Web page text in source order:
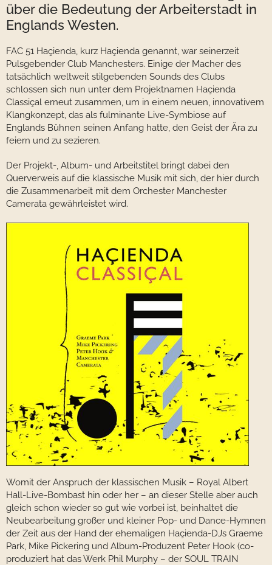
über die Bedeutung der Arbeiterstadt in
Englands Westen.
FAC 51 Haçienda, kurz Haçienda genannt, war seinerzeit
Pulsgebender Club Manchesters. Einige der Macher des
tatsächlich weltweit stilgebenden Sounds des Clubs
schlossen sich nun unter dem Projektnamen Haçienda
Classiçal erneut zusammen, um in einem neuen, innovativem
Klangkonzept, das als fulminante Live-Symbiose auf
Englands Bühnen seinen Anfang hatte, den Geist der Ära zu
feiern und zu sezieren.
Der Projekt-, Album- und Arbeitstitel bringt dabei den
Querverweis auf die klassische Musik mit sich, der hier durch
die Zusammenarbeit mit dem Orchester Manchester
Camerata gewährleistet wird.
Womit der Anspruch der klassischen Musik – Royal Albert
Hall-Live-Bombast hin oder her – an dieser Stelle aber auch
gleich schon wieder so gut wie vorbei ist, beinhaltet die
Neubearbeitung großer und kleiner Pop- und Dance-Hymnen
der Zeit aus der Hand der ehemaligen Haçienda-DJs Graeme
Park, Mike Pickering und Album-Produzent Peter Hook (co-
produziert hat das Werk Phil Murphy – der SOUL TRAIN